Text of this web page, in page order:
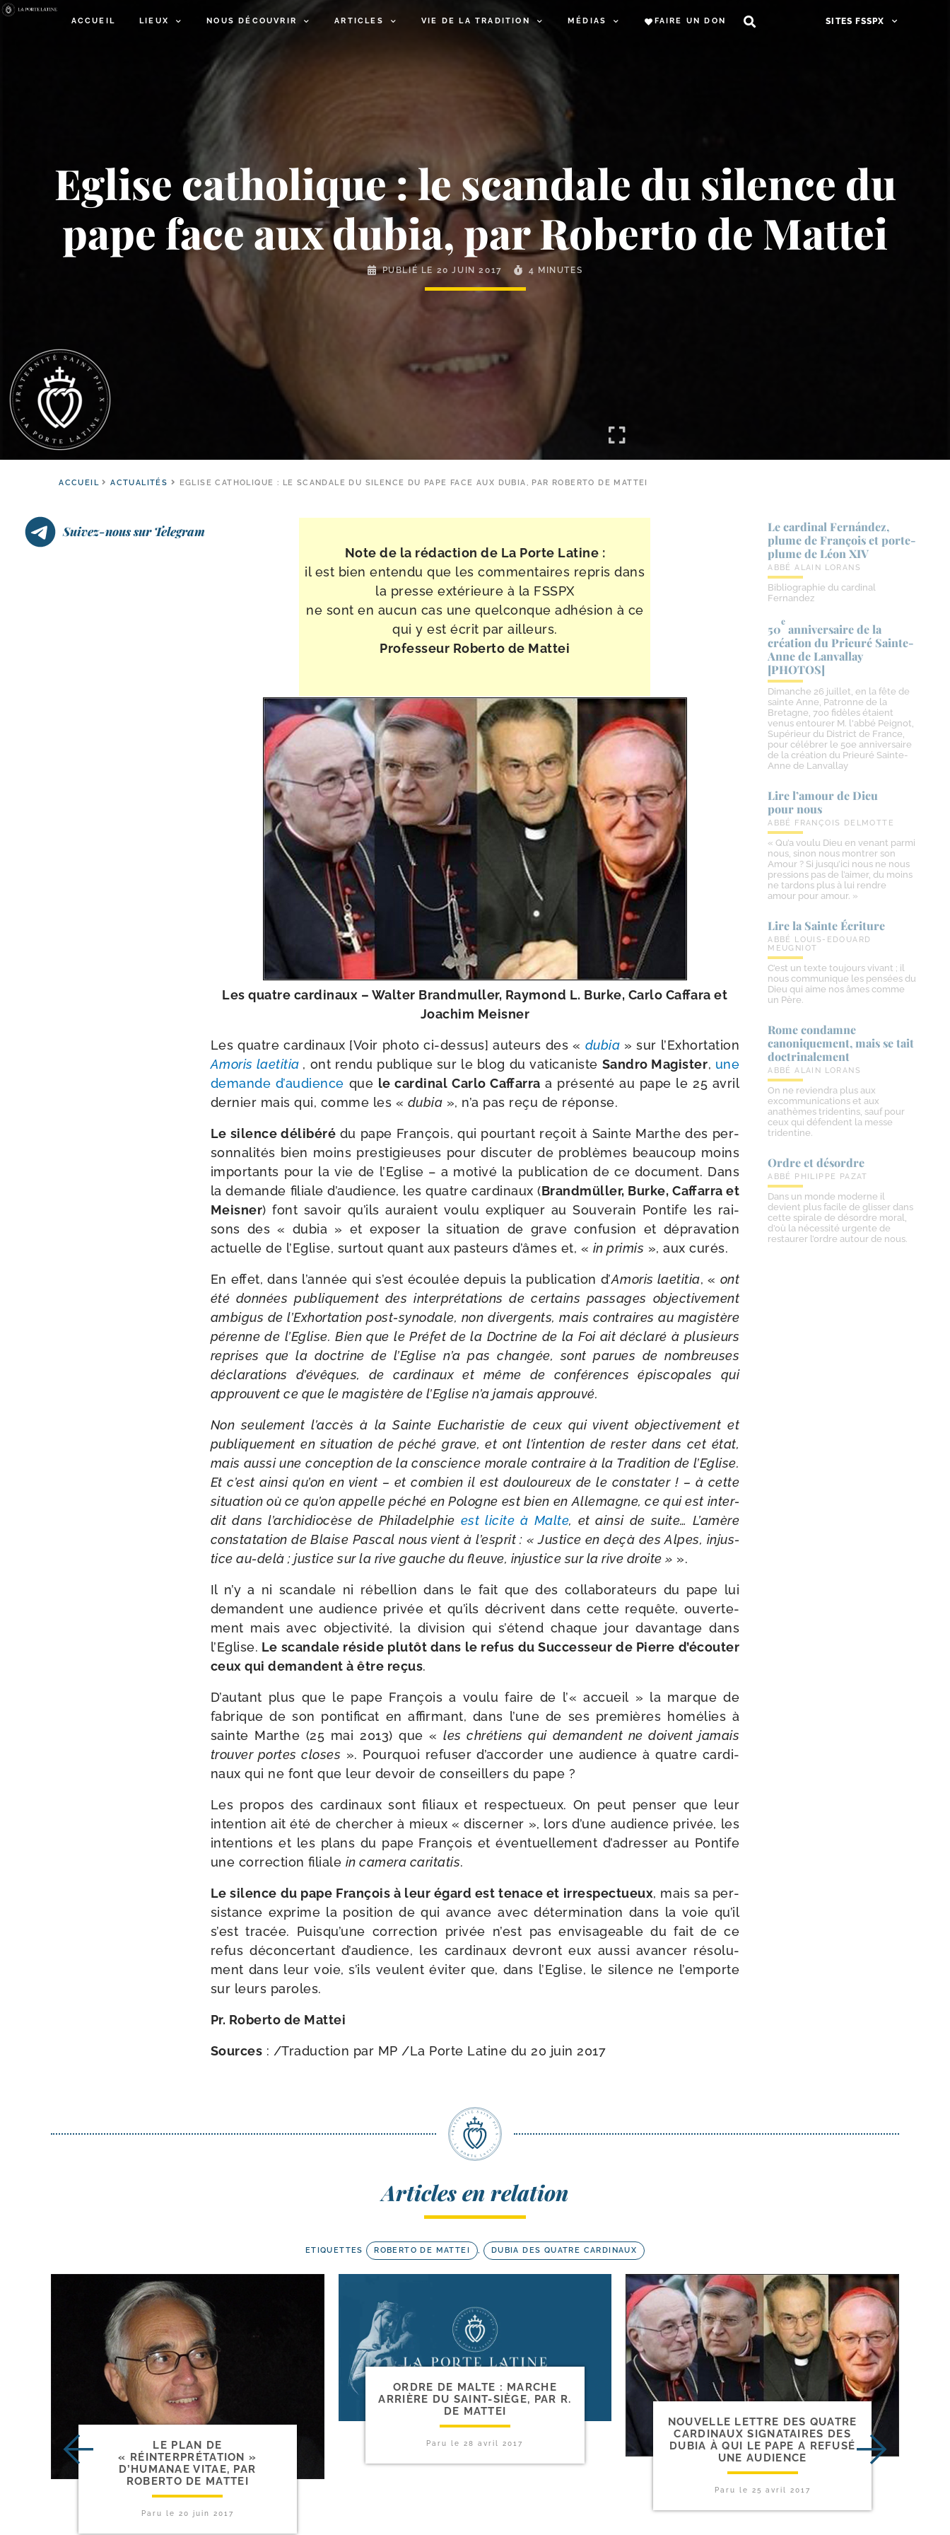
ACCUEIL LIEUX NOUS DÉCOUVRIR ARTICLES VIE DE LA TRADITION MÉDIAS FAIRE UN DON SITES FSSPX
Eglise catholique : le scandale du silence du
pape face aux dubia, par Roberto de Mattei
PUBLIÉ LE 20 JUIN 2017 4 MINUTES
ACCUEIL ACTUALITÉS EGLISE CATHOLIQUE : LE SCANDALE DU SILENCE DU PAPE FACE AUX DUBIA, PAR ROBERTO DE MATTEI
Suivez-nous sur Telegram
Note de la rédac­tion de La Porte Latine :
il est bien enten­du que les com­men­taires repris dans
la presse exté­rieure à la FSSPX
ne sont en aucun cas une quel­conque adhé­sion à ce
qui y est écrit par ailleurs.
Professeur Roberto de Mattei
Les quatre car­di­naux – Walter Brandmuller, Raymond L. Burke, Carlo Caffara et
Joachim Meisner
Les quatre car­di­naux [Voir pho­to ci-​dessus] auteurs des « dubia » sur l’Exhortation
Amoris lae­ti­tia , ont ren­du publique sur le blog du vati­ca­niste Sandro Magister, une
demande d’audience que le car­di­nal Carlo Caffarra a pré­sen­té au pape le 25 avril
der­nier mais qui, comme les « dubia », n’a pas reçu de réponse.
Le silence déli­bé­ré du pape François, qui pour­tant reçoit à Sainte Marthe des per­
son­na­li­tés bien moins pres­ti­gieuses pour dis­cu­ter de pro­blèmes beau­coup moins
impor­tants pour la vie de l’Eglise – a moti­vé la publi­ca­tion de ce docu­ment. Dans
la demande filiale d’audience, les quatre car­di­naux (Brandmüller, Burke, Caffarra et
Meisner) font savoir qu’ils auraient vou­lu expli­quer au Souverain Pontife les rai­
sons des « dubia » et expo­ser la situa­tion de grave confu­sion et dépra­va­tion
actuelle de l’Eglise, sur­tout quant aux pas­teurs d’âmes et, « in pri­mis », aux curés.
En effet, dans l’année qui s’est écou­lée depuis la publi­ca­tion d’Amoris lae­ti­tia, « ont
été don­nées publi­que­ment des inter­pré­ta­tions de cer­tains pas­sages objec­ti­ve­ment
ambi­gus de l’Exhortation post-​synodale, non diver­gents, mais contraires au magis­tère
pérenne de l’Eglise. Bien que le Préfet de la Doctrine de la Foi ait décla­ré à plu­sieurs
reprises que la doc­trine de l’Eglise n’a pas chan­gée, sont parues de nom­breuses
décla­ra­tions d’évêques, de car­di­naux et même de confé­rences épis­co­pales qui
approuvent ce que le magis­tère de l’Eglise n’a jamais approuvé.
Non seule­ment l’accès à la Sainte Eucharistie de ceux qui vivent objec­ti­ve­ment et
publi­que­ment en situa­tion de péché grave, et ont l’intention de res­ter dans cet état,
mais aus­si une concep­tion de la conscience morale contraire à la Tradition de l’Eglise.
Et c’est ain­si qu’on en vient – et com­bien il est dou­lou­reux de le consta­ter ! – à cette
situa­tion où ce qu’on appelle péché en Pologne est bien en Allemagne, ce qui est inter­
dit dans l’archidiocèse de Philadelphie est licite à Malte, et ain­si de suite… L’amère
consta­ta­tion de Blaise Pascal nous vient à l’esprit : « Justice en deçà des Alpes, injus­
tice au-​delà ; jus­tice sur la rive gauche du fleuve, injus­tice sur la rive droite » ».
Il n’y a ni scan­dale ni rébel­lion dans le fait que des col­la­bo­ra­teurs du pape lui
demandent une audience pri­vée et qu’ils décrivent dans cette requête, ouver­te­
ment mais avec objec­ti­vi­té, la divi­sion qui s’étend chaque jour davan­tage dans
l’Eglise. Le scan­dale réside plu­tôt dans le refus du Successeur de Pierre d’écouter
ceux qui demandent à être reçus.
D’autant plus que le pape François a vou­lu faire de l’« accueil » la marque de
fabrique de son pon­ti­fi­cat en affir­mant, dans l’une de ses pre­mières homé­lies à
sainte Marthe (25 mai 2013) que «les chré­tiens qui demandent ne doivent jamais
trou­ver portes closes ». Pourquoi refu­ser d’accorder une audience à quatre car­di­
naux qui ne font que leur devoir de conseillers du pape ?
Les pro­pos des car­di­naux sont filiaux et res­pec­tueux. On peut pen­ser que leur
inten­tion ait été de cher­cher à mieux « dis­cer­ner », lors d’une audience pri­vée, les
inten­tions et les plans du pape François et éven­tuel­le­ment d’adresser au Pontife
une cor­rec­tion filiale in came­ra cari­ta­tis.
Le silence du pape François à leur égard est tenace et irres­pec­tueux, mais sa per­
sis­tance exprime la posi­tion de qui avance avec déter­mi­na­tion dans la voie qu’il
s’est tra­cée. Puisqu’une cor­rec­tion pri­vée n’est pas envi­sa­geable du fait de ce
refus décon­cer­tant d’audience, les car­di­naux devront eux aus­si avan­cer réso­lu­
ment dans leur voie, s’ils veulent évi­ter que, dans l’Eglise, le silence ne l’emporte
sur leurs paroles.
Pr. Roberto de Mattei
Sources : /​Traduction par MP /​La Porte Latine du 20 juin 2017
Le cardinal Fernández,
plume de François et porte-​
plume de Léon XIV
ABBÉ ALAIN LORANS
Bibliographie du cardinal
Fernandez
50
e
anniversaire de la
création du Prieuré Sainte-​
Anne de Lanvallay
[PHOTOS]
Dimanche 26 juillet, en la fête de
sainte Anne, Patronne de la
Bretagne, 700 fidèles étaient
venus entourer M. l'abbé Peignot,
Supérieur du District de France,
pour célébrer le 50e anniversaire
de la création du Prieuré Sainte-
Anne de Lanvallay
Lire l’amour de Dieu
pour nous
ABBÉ FRANÇOIS DELMOTTE
« Qu’a voulu Dieu en venant parmi
nous, sinon nous montrer son
Amour ? Si jusqu’ici nous ne nous
pressions pas de l’aimer, du moins
ne tardons plus à lui rendre
amour pour amour. »
Lire la Sainte Écriture
ABBÉ LOUIS-EDOUARD
MEUGNIOT
C’est un texte toujours vivant ; il
nous communique les pensées du
Dieu qui aime nos âmes comme
un Père.
Rome condamne
canoniquement, mais se tait
doctrinalement
ABBÉ ALAIN LORANS
On ne reviendra plus aux
excommunications et aux
anathèmes tridentins, sauf pour
ceux qui défendent la messe
tridentine.
Ordre et désordre
ABBÉ PHILIPPE PAZAT
Dans un monde moderne il
devient plus facile de glisser dans
cette spirale de désordre moral,
d’où la nécessité urgente de
restaurer l’ordre autour de nous.
Articles en relation
ETIQUETTES ROBERTO DE MATTEI , DUBIA DES QUATRE CARDINAUX
LE PLAN DE
« RÉINTERPRÉTATION »
D’HUMANAE VITAE, PAR
ROBERTO DE MATTEI
Paru le 20 juin 2017
ORDRE DE MALTE : MARCHE
ARRIÈRE DU SAINT-​SIÈGE, PAR R.
DE MATTEI
Paru le28 avril 2017
NOUVELLE LETTRE DES QUATRE
CARDINAUX SIGNATAIRES DES
DUBIA À QUI LE PAPE A REFUSÉ
UNE AUDIENCE
Paru le 25 avril 2017